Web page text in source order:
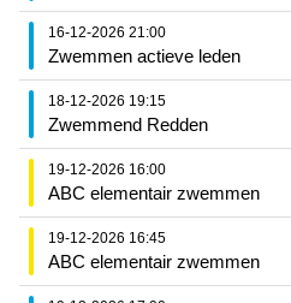
16-12-2026 21:00
Zwemmen actieve leden
18-12-2026 19:15
Zwemmend Redden
19-12-2026 16:00
ABC elementair zwemmen
19-12-2026 16:45
ABC elementair zwemmen